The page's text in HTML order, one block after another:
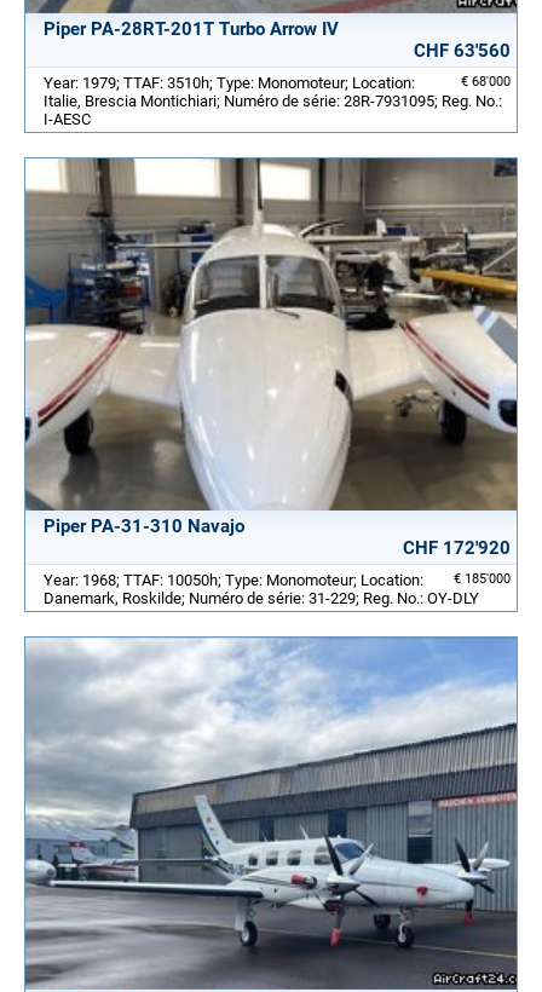
Piper PA-28RT-201T Turbo Arrow IV
CHF 63'560
€ 68'000
Year: 1979; TTAF: 3510h; Type: Monomoteur; Location:
Italie, Brescia Montichiari; Numéro de série: 28R-7931095; Reg. No.:
I-AESC
Piper PA-31-310 Navajo
CHF 172'920
€ 185'000
Year: 1968; TTAF: 10050h; Type: Monomoteur; Location:
Danemark, Roskilde; Numéro de série: 31-229; Reg. No.: OY-DLY